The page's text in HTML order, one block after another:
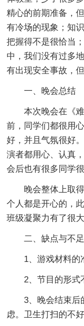
精心的前期准备，
有冷场的现象；知
把握得不是很恰当
中，我们没有过多
有出现安全事故，
一、晚会总结
本次晚会在《难
前，同学们都很用
好，并且气氛很好
演者都用心、认真
会后也有很多同学
晚会整体上取得
个人都是开心的，
班级凝聚力有了很大
二、缺点与不足
1、游戏材料的
2、节目的形式不
3、晚会结束后
虑。卫生打扫的不好